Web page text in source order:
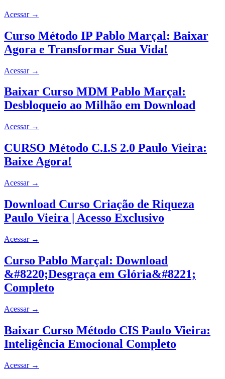
Acessar →
Curso Método IP Pablo Marçal: Baixar
Agora e Transformar Sua Vida!
Acessar →
Baixar Curso MDM Pablo Marçal:
Desbloqueio ao Milhão em Download
Acessar →
CURSO Método C.I.S 2.0 Paulo Vieira:
Baixe Agora!
Acessar →
Download Curso Criação de Riqueza
Paulo Vieira | Acesso Exclusivo
Acessar →
Curso Pablo Marçal: Download
&#8220;Desgraça em Glória&#8221;
Completo
Acessar →
Baixar Curso Método CIS Paulo Vieira:
Inteligência Emocional Completo
Acessar →